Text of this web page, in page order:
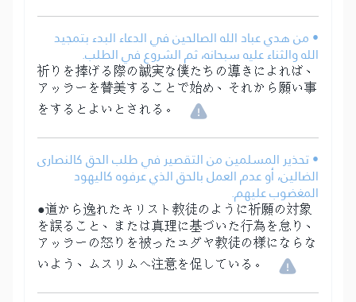
• من هدي عباد الله الصالحين في الدعاء البدء بتمجيد
الله والثناء عليه سبحانه، ثم الشروع في الطلب.
祈りを捧げる際の誠実な僕たちの導きによれば、
アッラーを賛美することで始め、それから願い事
をするとよいとされる。
• تحذير المسلمين من التقصير في طلب الحق كالنصارى
الضالين، أو عدم العمل بالحق الذي عرفوه كاليهود
المغضوب عليهم.
●道から逸れたキリスト教徒のように祈願の対象
を誤ること、または真理に基づいた行為を怠り、
アッラーの怒りを被ったユダヤ教徒の様にならな
いよう、ムスリムへ注意を促している。